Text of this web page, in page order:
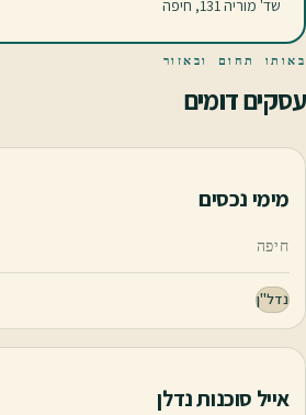
שד' מוריה 131, חיפה
באותו תחום ובאזור
עסקים דומים
מימי נכסים
חיפה
נדל"ן
אייל סוכנות נדלן